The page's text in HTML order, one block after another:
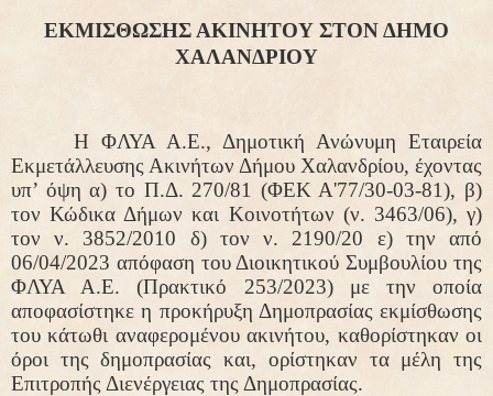
ΕΚΜΙΣΘΩΣΗΣ ΑΚΙΝΗΤΟΥ ΣΤΟΝ ΔΗΜΟ
ΧΑΛΑΝΔΡΙΟΥ
Η ΦΛΥΑ Α.Ε., Δημοτική Ανώνυμη Εταιρεία
Εκμετάλλευσης Ακινήτων Δήμου Χαλανδρίου, έχοντας
υπ’ όψη α) το Π.Δ. 270/81 (ΦΕΚ Α'77/30-03-81), β)
τον Κώδικα Δήμων και Κοινοτήτων (ν. 3463/06), γ)
τον ν. 3852/2010 δ) τον ν. 2190/20 ε) την από
06/04/2023 απόφαση του Διοικητικού Συμβουλίου της
ΦΛΥΑ Α.Ε. (Πρακτικό 253/2023) με την οποία
αποφασίστηκε η προκήρυξη Δημοπρασίας εκμίσθωσης
του κάτωθι αναφερομένου ακινήτου, καθορίστηκαν οι
όροι της δημοπρασίας και, ορίστηκαν τα μέλη της
Επιτροπής Διενέργειας της Δημοπρασίας.